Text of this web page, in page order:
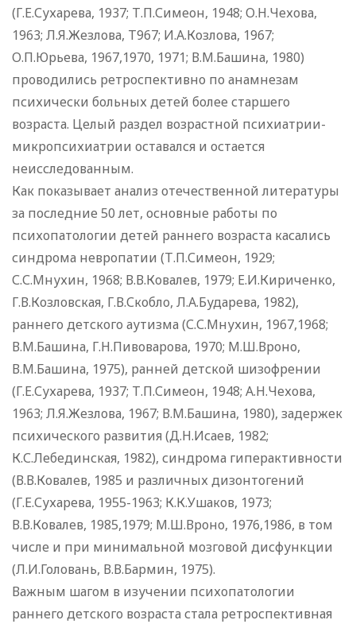
(Г.Е.Сухарева, 1937; Т.П.Симеон, 1948; О.Н.Чехова,
1963; Л.Я.Жезлова, Т967; И.А.Козлова, 1967;
О.П.Юрьева, 1967,1970, 1971; В.М.Башина, 1980)
проводились ретроспективно по анамнезам
психически больных детей более старшего
возраста. Целый раздел возрастной психиатрии-
микропсихиатрии оставался и остается
неисследованным.
Как показывает анализ отечественной литературы
за последние 50 лет, основные работы по
психопатологии детей раннего возраста касались
синдрома невропатии (Т.П.Симеон, 1929;
С.С.Мнухин, 1968; В.В.Ковалев, 1979; Е.И.Кириченко,
Г.В.Козловская, Г.В.Скобло, Л.А.Бударева, 1982),
раннего детского аутизма (С.С.Мнухин, 1967,1968;
В.М.Башина, Г.Н.Пивоварова, 1970; М.Ш.Вроно,
В.М.Башина, 1975), ранней детской шизофрении
(Г.Е.Сухарева, 1937; Т.П.Симеон, 1948; А.Н.Чехова,
1963; Л.Я.Жезлова, 1967; В.М.Башина, 1980), задержек
психического развития (Д.Н.Исаев, 1982;
К.С.Лебединская, 1982), синдрома гиперактивности
(В.В.Ковалев, 1985 и различных дизонтогений
(Г.Е.Сухарева, 1955-1963; К.К.Ушаков, 1973;
В.В.Ковалев, 1985,1979; М.Ш.Вроно, 1976,1986, в том
числе и при минимальной мозговой дисфункции
(Л.И.Головань, В.В.Бармин, 1975).
Важным шагом в изучении психопатологии
раннего детского возраста стала ретроспективная